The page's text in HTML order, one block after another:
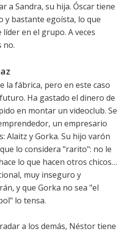
a Sandra, su hija. Óscar tiene
y bastante egoísta, lo que
en el grupo. A veces
no.
la fábrica, pero en este caso
Ha gastado el dinero de
en montar un videoclub. Se
un empresario
Alaitz y Gorka. Su hijo varón
lo considera "rarito": no le
lo que hacen otros chicos…
muy inseguro y
y que Gorka no sea "el
lo tensa.
a los demás, Néstor tiene